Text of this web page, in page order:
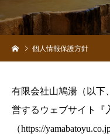
個人情報保護方針
有限会社山鳩湯（以下
営するウェブサイト『
（https://